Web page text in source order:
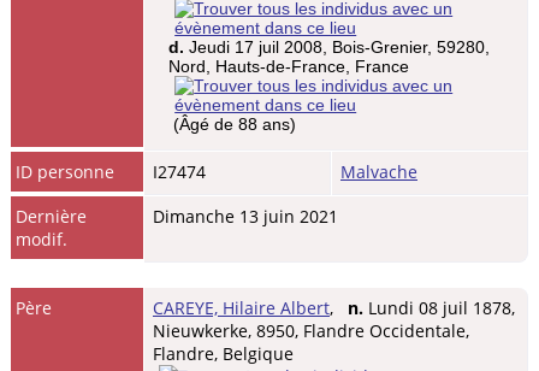
d. Jeudi 17 juil 2008, Bois-Grenier, 59280,
Nord, Hauts-de-France, France
(Âgé de 88 ans)
ID personne I27474
Malvache
Dernière
modif.
Dimanche 13 juin 2021
Père CAREYE, Hilaire Albert, n. Lundi 08 juil 1878,
Nieuwkerke, 8950, Flandre Occidentale,
Flandre, Belgique